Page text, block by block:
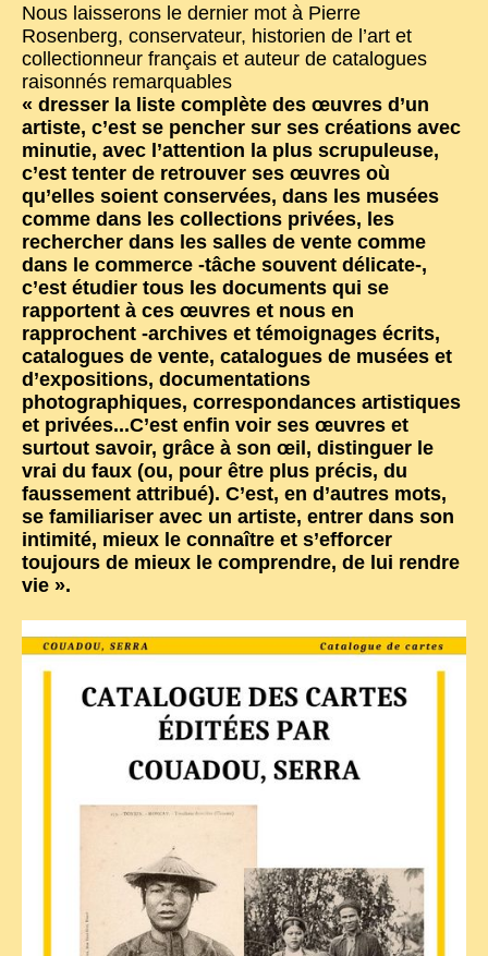
TRIBES & TRADITIONS
LAOS
CAMBODIA
EXTRAORDINARY FINDS
VIETNAM 1950
FAMILY ARCHIVES
ECHOES OF THE PAST
INSTITUTIONS & BELIEFS
CRAFTS, CELEBRATIONS TRANSPORT
PAST & PRESENT
ODDITIES & CURIOSITIES
WHAT’S NEW
EXCLUSIVE STORIES
LAOS 2025
ETÉ 2025
MUST-SEE
NEWSLETTERS
Nous laisserons le dernier mot à Pierre
Rosenberg, conservateur, historien de l’art et
collectionneur français et auteur de catalogues
raisonnés remarquables
« dresser la liste complète des œuvres d’un
artiste, c’est se pencher sur ses créations avec
minutie, avec l’attention la plus scrupuleuse,
c’est tenter de retrouver ses œuvres où
qu’elles soient conservées, dans les musées
comme dans les collections privées, les
rechercher dans les salles de vente comme
dans le commerce -tâche souvent délicate-,
c’est étudier tous les documents qui se
rapportent à ces œuvres et nous en
rapprochent -archives et témoignages écrits,
catalogues de vente, catalogues de musées et
d’expositions, documentations
photographiques, correspondances artistiques
et privées...C’est enfin voir ses œuvres et
surtout savoir, grâce à son œil, distinguer le
vrai du faux (ou, pour être plus précis, du
faussement attribué). C’est, en d’autres mots,
se familiariser avec un artiste, entrer dans son
intimité, mieux le connaître et s’efforcer
toujours de mieux le comprendre, de lui rendre
vie ».